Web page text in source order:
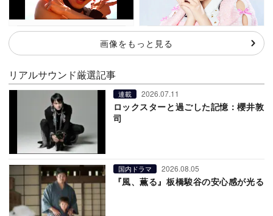
画像をもっと見る
リアルサウンド厳選記事
連載 2026.07.11
ロックスターと過ごした記憶：櫻井敦
司
国内ドラマ 2026.08.05
『風、薫る』板橋駿谷の安心感が光る